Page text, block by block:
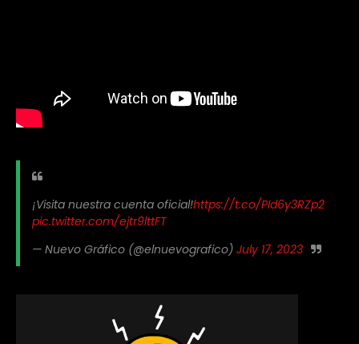
¡Visita nuestra cuenta oficial!https://t.co/PId6y3RZp2
pic.twitter.com/ejtr9lttFT
— Nuevo Gráfico (@elnuevografico) July 17, 2023